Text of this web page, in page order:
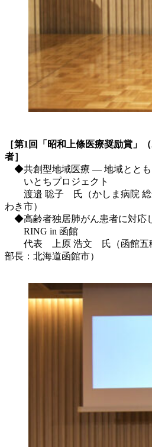
［第1回「昭和上條医療奨励賞」
者］
◆共創型地域医療 ― 地域ととも
いとちプロジェクト
渡邉 聡子 氏（かしま病院 総
わき市）
◆高齢者独居肺がん患者に対応
RING in 函館
代表 上原 浩文 氏（函館五稜
部長：北海道函館市）